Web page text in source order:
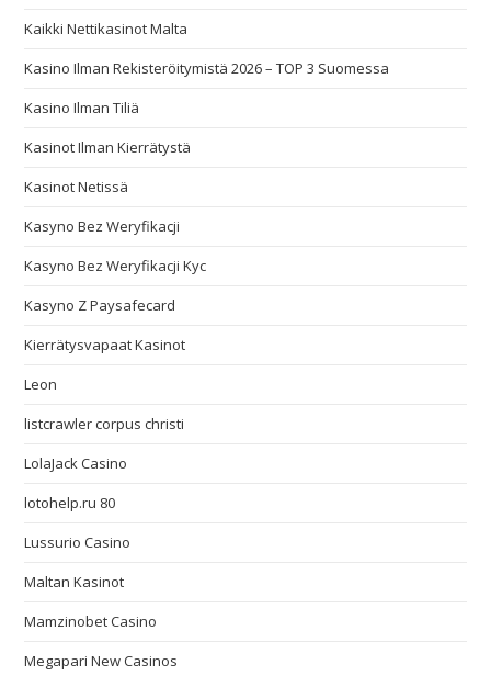
Kaikki Nettikasinot Malta
Kasino Ilman Rekisteröitymistä 2026 – TOP 3 Suomessa
Kasino Ilman Tiliä
Kasinot Ilman Kierrätystä
Kasinot Netissä
Kasyno Bez Weryfikacji
Kasyno Bez Weryfikacji Kyc
Kasyno Z Paysafecard
Kierrätysvapaat Kasinot
Leon
listcrawler corpus christi
LolaJack Casino
lotohelp.ru 80
Lussurio Casino
Maltan Kasinot
Mamzinobet Casino
Megapari New Casinos